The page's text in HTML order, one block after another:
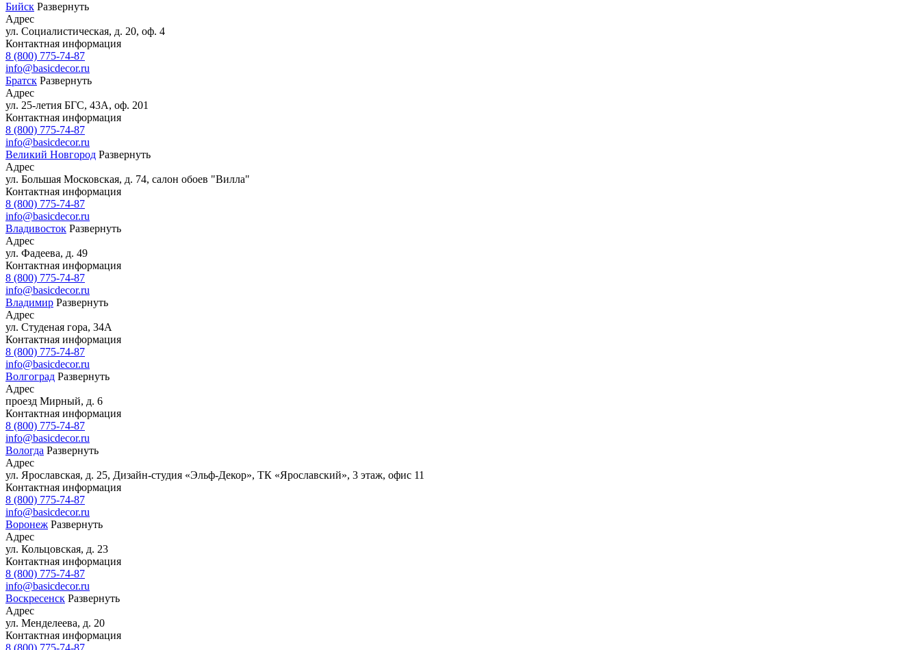
Бийск Развернуть
Адрес
ул. Социалистическая, д. 20, оф. 4
Контактная информация
8 (800) 775-74-87
info@basicdecor.ru
Братск Развернуть
Адрес
ул. 25-летия БГС, 43А, оф. 201
Контактная информация
8 (800) 775-74-87
info@basicdecor.ru
Великий Новгород Развернуть
Адрес
ул. Большая Московская, д. 74, салон обоев "Вилла"
Контактная информация
8 (800) 775-74-87
info@basicdecor.ru
Владивосток Развернуть
Адрес
ул. Фадеева, д. 49
Контактная информация
8 (800) 775-74-87
info@basicdecor.ru
Владимир Развернуть
Адрес
ул. Студеная гора, 34А
Контактная информация
8 (800) 775-74-87
info@basicdecor.ru
Волгоград Развернуть
Адрес
проезд Мирный, д. 6
Контактная информация
8 (800) 775-74-87
info@basicdecor.ru
Вологда Развернуть
Адрес
ул. Ярославская, д. 25, Дизайн-студия «Эльф-Декор», ТК «Ярославский», 3 этаж, офис 11
Контактная информация
8 (800) 775-74-87
info@basicdecor.ru
Воронеж Развернуть
Адрес
ул. Кольцовская, д. 23
Контактная информация
8 (800) 775-74-87
info@basicdecor.ru
Воскресенск Развернуть
Адрес
ул. Менделеева, д. 20
Контактная информация
8 (800) 775-74-87